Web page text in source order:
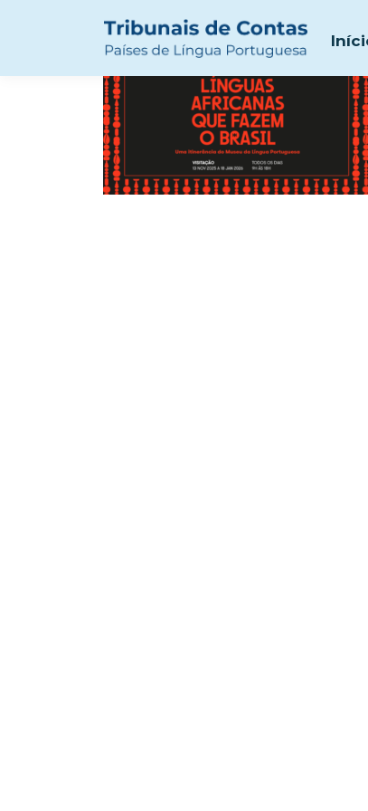
Anotação 2025-11-